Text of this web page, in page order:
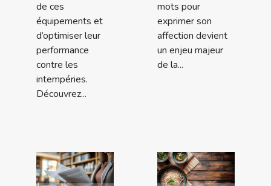
de ces
équipements et
d’optimiser leur
performance
contre les
intempéries.
Découvrez...
mots pour
exprimer son
affection devient
un enjeu majeur
de la...